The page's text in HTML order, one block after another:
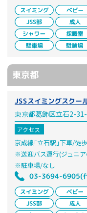
東京都
JSSスイミングスクー
東京都葛飾区立石2-
アクセス
京成線｢立石駅｣下車/徒
※送迎バス運行(ジュニ
※駐車場/なし
03-3694-6905(